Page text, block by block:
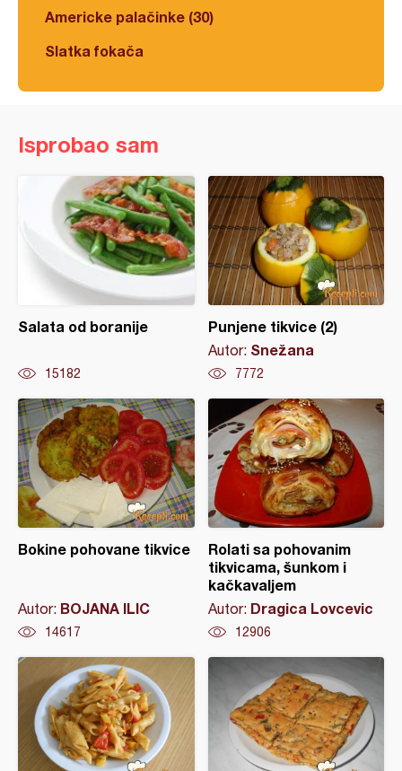
Americke palačinke (30)
Slatka fokača
Isprobao sam
Salata od boranije
15182
Punjene tikvice (2)
Autor: Snežana
7772
Bokine pohovane tikvice
Autor: BOJANA ILIC
14617
Rolati sa pohovanim
tikvicama, šunkom i
kačkavaljem
Autor: Dragica Lovcevic
12906